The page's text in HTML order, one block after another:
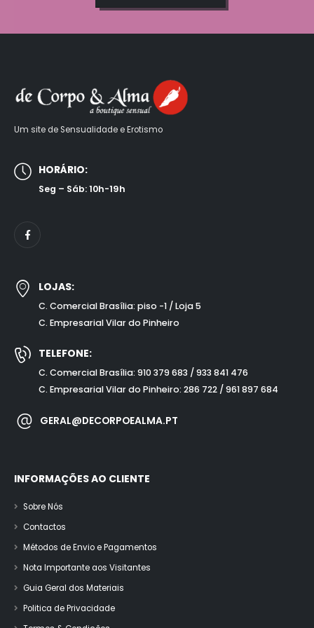
Um site de Sensualidade e Erotismo
HORÁRIO:
Seg – Sáb: 10h-19h
LOJAS:
C. Comercial Brasília: piso -1 / Loja 5
C. Empresarial Vilar do Pinheiro
TELEFONE:
C. Comercial Brasília: 910 379 683 / 933 841 476
C. Empresarial Vilar do Pinheiro: 286 722 / 961 897 684
GERAL@DECORPOEALMA.PT
INFORMAÇÕES AO CLIENTE
Sobre Nós
Contactos
Métodos de Envio e Pagamentos
Nota Importante aos Visitantes
Guia Geral dos Materiais
Politica de Privacidade